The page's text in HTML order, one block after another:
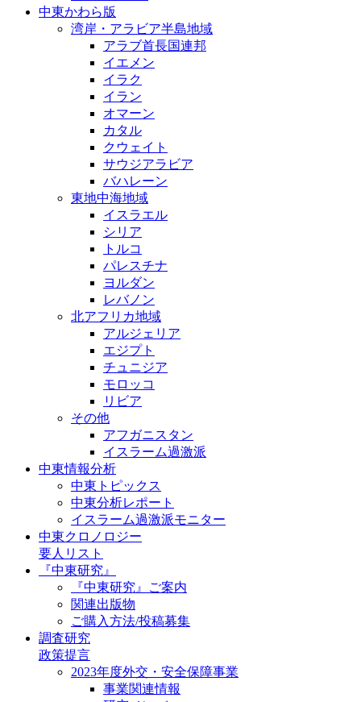
中東かわら版
湾岸・アラビア半島地域
アラブ首長国連邦
イエメン
イラク
イラン
オマーン
カタル
クウェイト
サウジアラビア
バハレーン
東地中海地域
イスラエル
シリア
トルコ
パレスチナ
ヨルダン
レバノン
北アフリカ地域
アルジェリア
エジプト
チュニジア
モロッコ
リビア
その他
アフガニスタン
イスラーム過激派
中東情報分析
中東トピックス
中東分析レポート
イスラーム過激派モニター
中東クロノロジー
要人リスト
『中東研究』
『中東研究』ご案内
関連出版物
ご購入方法/投稿募集
調査研究
政策提言
2023年度外交・安全保障事業
事業関連情報